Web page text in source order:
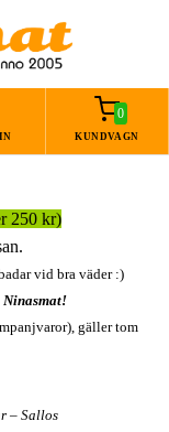
0
KUNDVAGN
250 kr)
vid bra väder :)
Ninasmat!
gäller tom
– Sallos